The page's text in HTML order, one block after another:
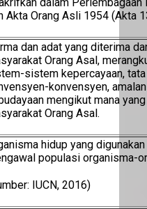
Akta Orang Asli 1954 (Akta
dan adat yang diterima
Orang Asal,
sistem kepercayaan, tata
konvensyen,
mengikut mana
Orang Asal.
hidup yang
populasi organisma-
IUCN, 2016)